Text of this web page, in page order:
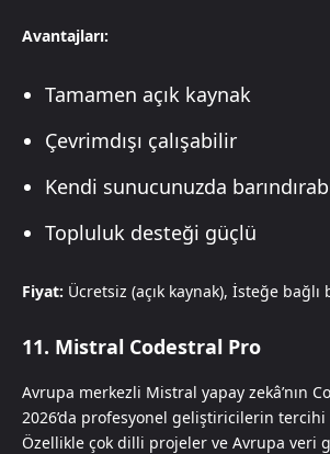
Avantajları:
Tamamen açık kaynak
Çevrimdışı çalışabilir
Kendi sunucunuzda
Topluluk desteği güçlü
Fiyat: Ücretsiz (açık kaynak), İsteğe bağlı
11. Mistral Codestral Pro
Avrupa merkezli Mistral yapay zekâ’nın
2026’da profesyonel geliştiricilerin
Özellikle çok dilli projeler ve Avrupa veri